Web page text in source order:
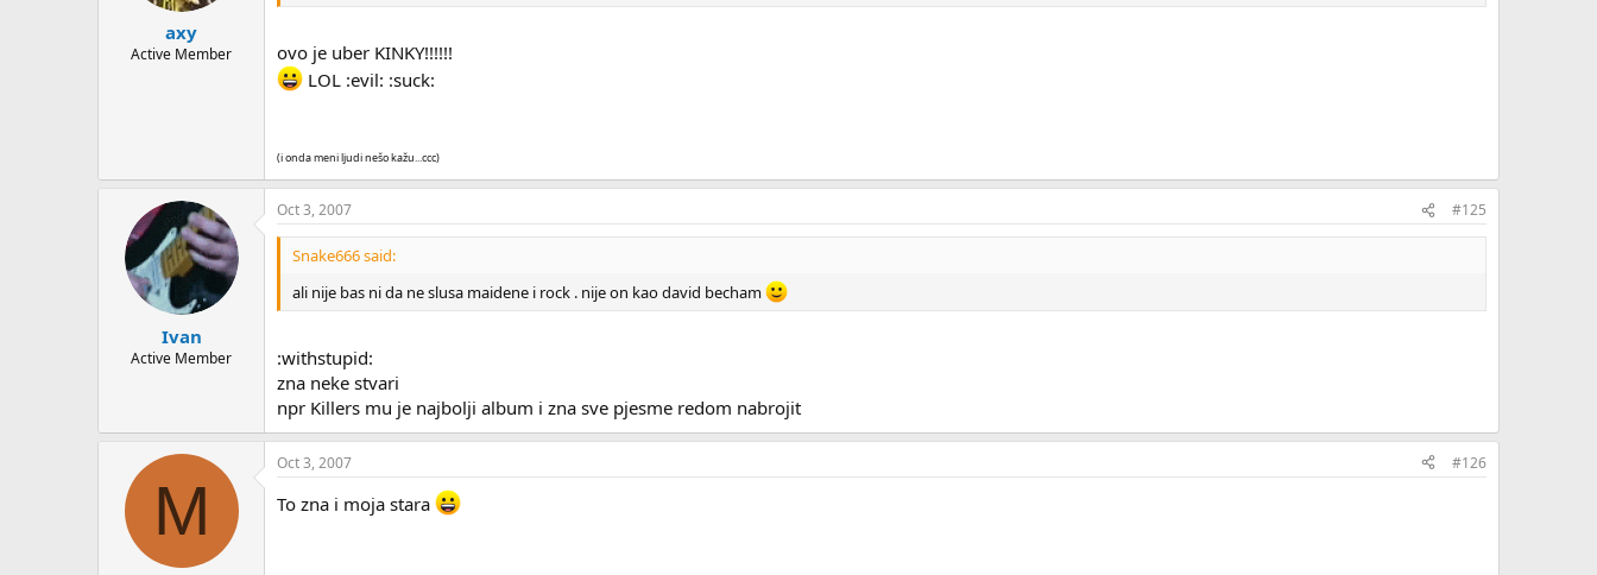
axy
Active Member
ovo je uber KINKY!!!!!!
LOL :evil: :suck:
(i onda meni ljudi nešo kažu...ccc)
Ivan
Active Member
Oct 3, 2007 #125
Snake666 said:
ali nije bas ni da ne slusa maidene i rock . nije on kao david becham
:withstupid:
zna neke stvari
npr Killers mu je najbolji album i zna sve pjesme redom nabrojit
M
Oct 3, 2007 #126
To zna i moja stara